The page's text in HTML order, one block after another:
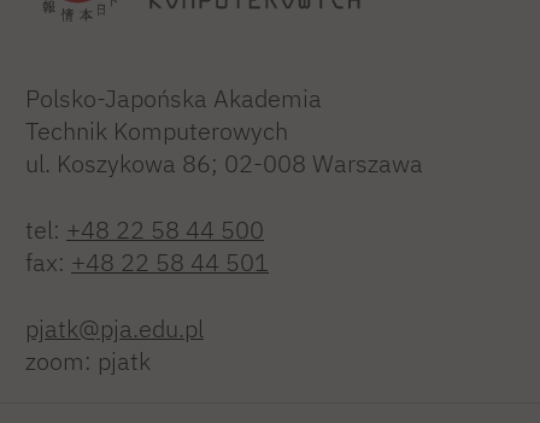
Polsko-Japońska Akademia
Technik Komputerowych
ul. Koszykowa 86; 02-008 Warszawa
tel: +48 22 58 44 500
fax: +48 22 58 44 501
pjatk@pja.edu.pl
zoom: pjatk